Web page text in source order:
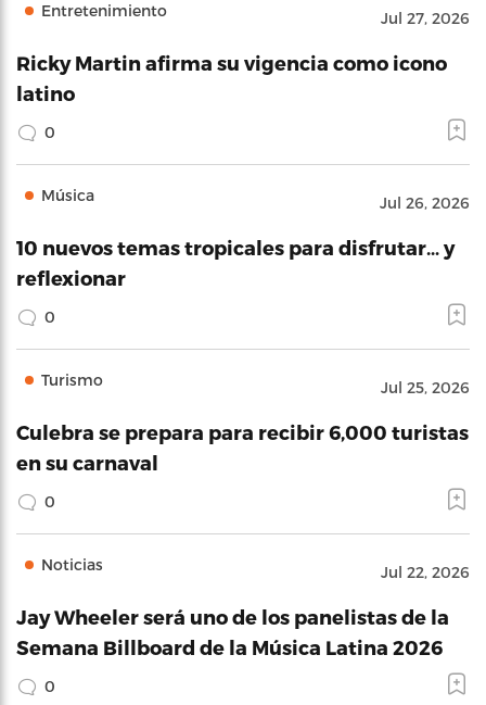
Entretenimiento Jul 27, 2026
Ricky Martin afirma su vigencia como icono
latino
0
Música Jul 26, 2026
10 nuevos temas tropicales para disfrutar… y
reflexionar
0
Turismo Jul 25, 2026
Culebra se prepara para recibir 6,000 turistas
en su carnaval
0
Noticias Jul 22, 2026
Jay Wheeler será uno de los panelistas de la
Semana Billboard de la Música Latina 2026
0